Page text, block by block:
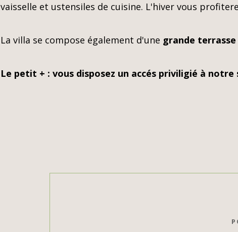
vaisselle et ustensiles de cuisine. L'hiver vous
La villa se compose également d'une grande terrasse
Le petit + : vous disposez un accés priviligié à notre